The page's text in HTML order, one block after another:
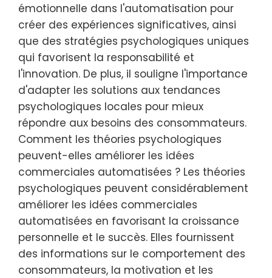
émotionnelle dans l'automatisation pour
créer des expériences significatives, ainsi
que des stratégies psychologiques uniques
qui favorisent la responsabilité et
l'innovation. De plus, il souligne l'importance
d'adapter les solutions aux tendances
psychologiques locales pour mieux
répondre aux besoins des consommateurs.
Comment les théories psychologiques
peuvent-elles améliorer les idées
commerciales automatisées ? Les théories
psychologiques peuvent considérablement
améliorer les idées commerciales
automatisées en favorisant la croissance
personnelle et le succès. Elles fournissent
des informations sur le comportement des
consommateurs, la motivation et les